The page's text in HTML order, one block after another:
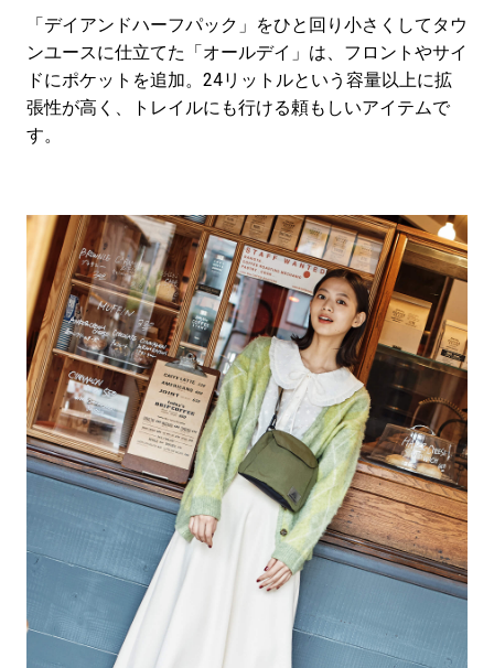
「デイアンドハーフパック」をひと回り小さくしてタウ
ンユースに仕立てた「オールデイ」は、フロントやサイ
ドにポケットを追加。24リットルという容量以上に拡
張性が高く、トレイルにも行ける頼もしいアイテムで
す。